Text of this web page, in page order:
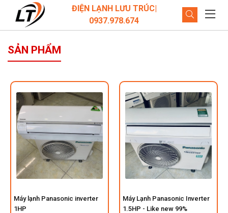
ĐIỆN LẠNH LƯU TRÚC|
0937.978.674
SẢN PHẨM
Máy lạnh Panasonic inverter
1HP
Máy Lạnh Panasonic Inverter
1.5HP - Like new 99%